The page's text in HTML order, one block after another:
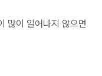
많이 일어나지 않으면